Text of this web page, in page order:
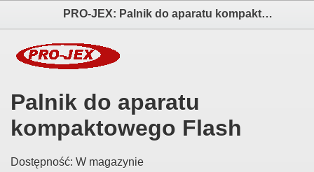
PRO-JEX: Palnik do aparatu kompaktowego Flash elektronika i akcesoria aparatów fotograficznych
Palnik do aparatu
kompaktowego Flash
Dostępność: W magazynie